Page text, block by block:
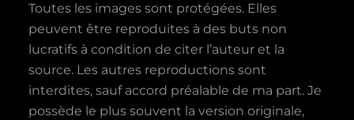
Toutes les images sont protégées. Elles
peuvent être reproduites à des buts non
lucratifs à condition de citer l’auteur et la
source. Les autres reproductions sont
interdites, sauf accord préalable de ma part. Je
possède le plus souvent la version originale,